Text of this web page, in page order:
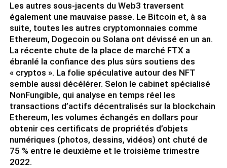
Les autres sous-jacents du Web3 traversent
également une mauvaise passe. Le Bitcoin et, à sa
suite, toutes les autres cryptomonnaies comme
Ethereum, Dogecoin ou Solana ont dévissé en un an.
La récente chute de la place de marché FTX a
ébranlé la confiance des plus sûrs soutiens des
« cryptos ». La folie spéculative autour des NFT
semble aussi décélérer. Selon le cabinet spécialisé
NonFungible, qui analyse en temps réel les
transactions d’actifs décentralisés sur la blockchain
Ethereum, les volumes échangés en dollars pour
obtenir ces certificats de propriétés d’objets
numériques (photos, dessins, vidéos) ont chuté de
75 % entre le deuxième et le troisième trimestre
2022.